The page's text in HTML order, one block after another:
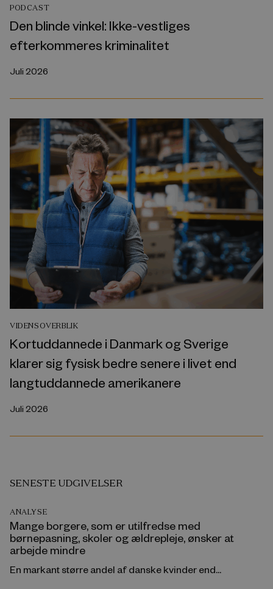
PODCAST
Den blinde vinkel: Ikke-vestliges
efterkommeres kriminalitet
Juli 2026
VIDENSOVERBLIK
Kortuddannede i Danmark og Sverige
klarer sig fysisk bedre senere i livet end
langtuddannede amerikanere
Juli 2026
SENESTE UDGIVELSER
ANALYSE
Mange borgere, som er utilfredse med
børnepasning, skoler og ældrepleje, ønsker at
arbejde mindre
En markant større andel af danske kvinder end...